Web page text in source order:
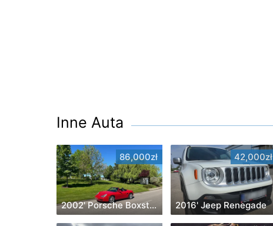
Inne Auta
86,000zł
2002' Porsche Boxster
42,000zł
2016' Jeep Renegade